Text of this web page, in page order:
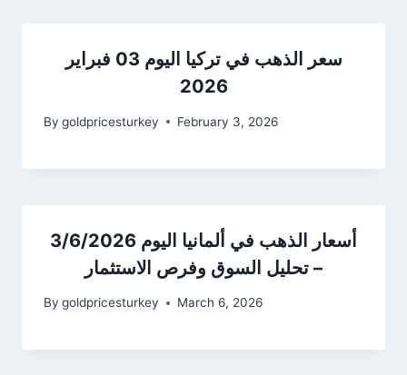
سعر الذهب في تركيا اليوم 03 فبراير
2026
By goldpricesturkey February 3, 2026
أسعار الذهب في ألمانيا اليوم 3/6/2026
– تحليل السوق وفرص الاستثمار
By goldpricesturkey March 6, 2026